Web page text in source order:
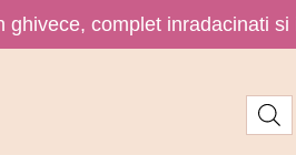
complet inradacinati si